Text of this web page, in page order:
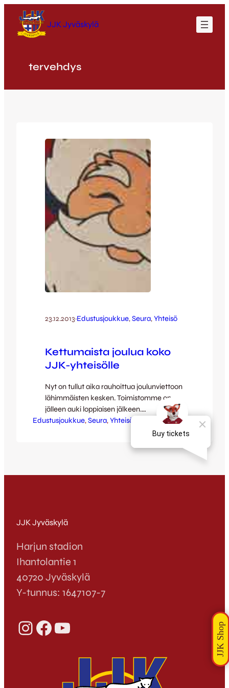
sisältöön
JJK Jyväskylä
tervehdys
23.12.2013·Edustusjoukkue, Seura, Yhteisö
Kettumaista joulua koko
JJK-yhteisölle
Nyt on tullut aika rauhoittua joulunviettoon
lähimmäisten kesken. Toimistomme on
jälleen auki loppiaisen jälkeen.
Verkkokaupasta loman aikana tilatut
tuotteet toimitetaan samalla postin
postitetaan hyvissä ajoin keväällä. JJK
lämminhenkistä ja rakkaudentäyteistä
width=”640″ height=”360″]
Edustusjoukkue, Seura, Yhteisö
JJK Jyväskylä
Harjun stadion
Ihantolantie 1
40720 Jyväskylä
Y-tunnus: 1647107-7
InstagramFacebook YouTube